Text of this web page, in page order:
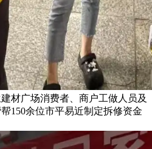
材广场消费者、商户工做人员及
150余位市平易近制定拆修资金